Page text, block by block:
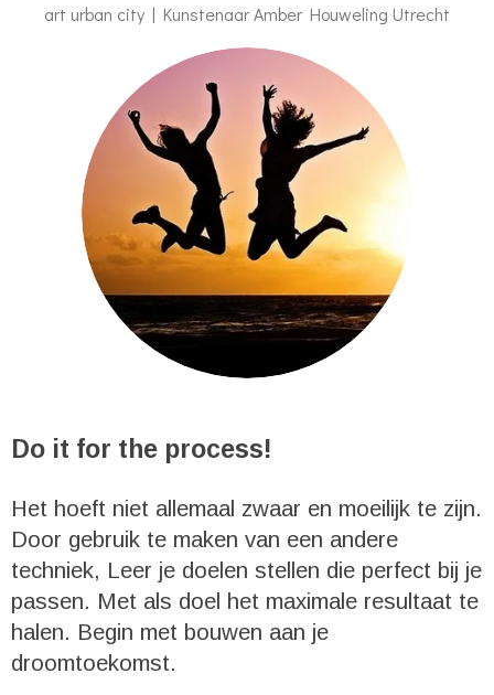
art urban city | Kunstenaar Amber Houweling Utrecht
Do it for the process!
Het hoeft niet allemaal zwaar en moeilijk te zijn.
Door gebruik te maken van een andere
techniek, Leer je doelen stellen die perfect bij je
passen. Met als doel het maximale resultaat te
halen. Begin met bouwen aan je
droomtoekomst.